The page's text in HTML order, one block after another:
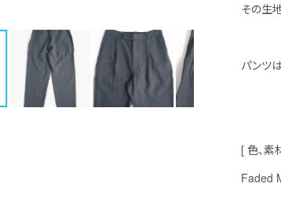
その生
パンツ
[ 色、素
Faded